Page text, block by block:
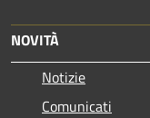
NOVITÀ
Notizie
Comunicati